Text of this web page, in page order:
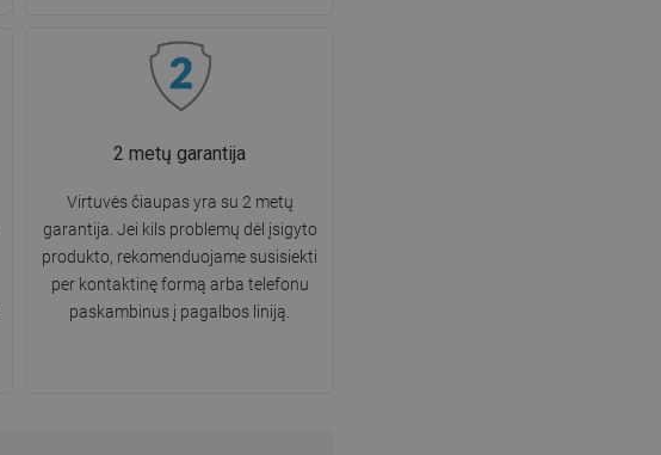
2 metų garantija
Virtuvės čiaupas yra su 2 metų
garantija. Jei kils problemų dėl įsigyto
produkto, rekomenduojame susisiekti
per kontaktinę formą arba telefonu
paskambinus į pagalbos liniją.